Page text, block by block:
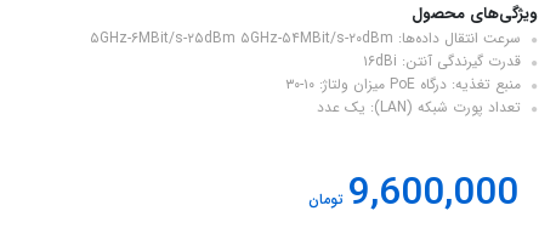
ویژگی‌های محصول
سرعت انتقال داده‌ها: ۵GHz-۶MBit/s-۲۵dBm ۵GHz-۵۴MBit/s-۲۰dBm
قدرت گیرندگی آنتن: ۱۶dBi
منبع تغذیه: درگاه PoE میزان ولتاژ: ۱۰-۳۰
تعداد پورت شبکه (LAN): یک عدد
9,600,000 تومان